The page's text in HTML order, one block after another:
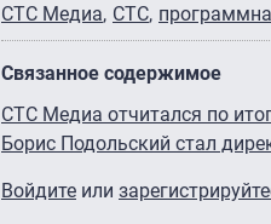
СТС Медиа СТС
Связанное содержимое
СТС Медиа отчитался по
Борис Подольский стал
Войдите или